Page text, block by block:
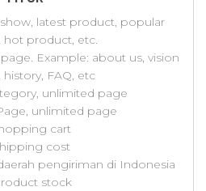
latest product, popular
hot product, etc.
Example: about us, vision
history, FAQ, etc
unlimited page
unlimited page
cart
cost
pengiriman di Indonesia
stock